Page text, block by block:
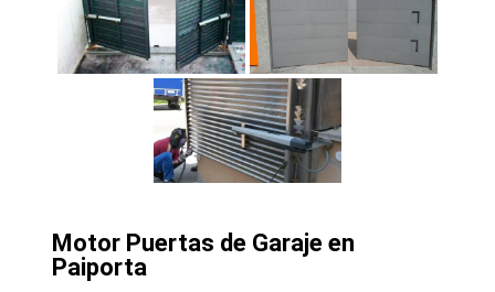
Motor Puertas de Garaje en
Paiporta